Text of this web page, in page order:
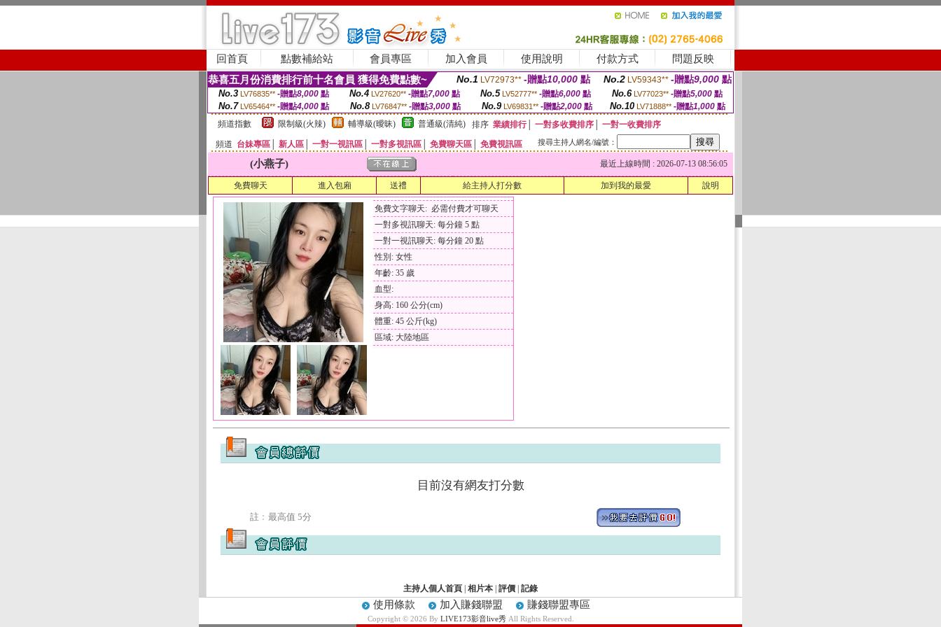
回首頁 點數補給站 會員專區 加入會員 使用說明 付款方式 問題反映
恭喜五月份消費排行前十名會員 獲得免費點數~ No.1 LV72973** -贈點10,000 點 No.2 LV59343** -贈點9,000 點
No.3 LV76835** -贈點8,000點 No.4 LV27620** -贈點7,000點 No.5 LV52777** -贈點6,000點 No.6 LV77023** -贈點5,000點
No.7 LV65464** -贈點4,000 點 No.8 LV76847** -贈點3,000 點 No.9 LV69831** -贈點2,000點 No.10 LV71888** -贈點1,000 點
頻道指數
限制級(火辣) 輔導級(曖昧) 普通級(清純) 排序 業績排行│ 一對多收費排序
一對一收費排序
頻道 台妹專區 新人區 一對一視訊區 一對多視訊區 免費聊天區 免費視訊區 搜尋主持人網名/編號：
(小燕子) 最近上線時間 : 2026-07-13 08:56:05
免費聊天 進入包廂 送禮 給主持人打分數 加到我的最愛 說明
免費文字聊天: 必需付費才可聊天
一對多視訊聊天: 每分鐘 5 點
一對一視訊聊天: 每分鐘 20 點
性別: 女性
年齡: 35 歲
血型:
身高: 160 公分(cm)
體重: 45 公斤(kg)
區域: 大陸地區
目前沒有網友打分數
註﹕最高值 5分
主持人個人首頁 相片本 評價 記錄
使用條款 加入賺錢聯盟 賺錢聯盟專區
Copyright © 2026 By LIVE173影音live秀All Rights Reserved.